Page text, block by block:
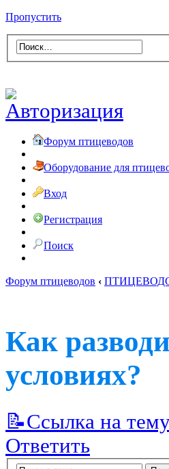
Пропустить
Форум птицеводов
Оборудование для
Вход
Регистрация
Поиск
Форум птицеводов ‹
Как
условиях?
📝Ссылка на
Ответить